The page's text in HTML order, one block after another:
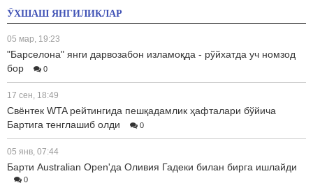
ЎХШАШ ЯНГИЛИКЛАР
05 мар, 19:23
"Барселона" янги дарвозабон изламоқда - рўйхатда уч номзод
бор
0
17 сен, 18:49
Свёнтек WTA рейтингида пешқадамлик ҳафталари бўйича
Бартига тенглашиб олди
0
05 янв, 07:44
Барти Australian Open'да Оливия Гадеки билан бирга ишлайди
0